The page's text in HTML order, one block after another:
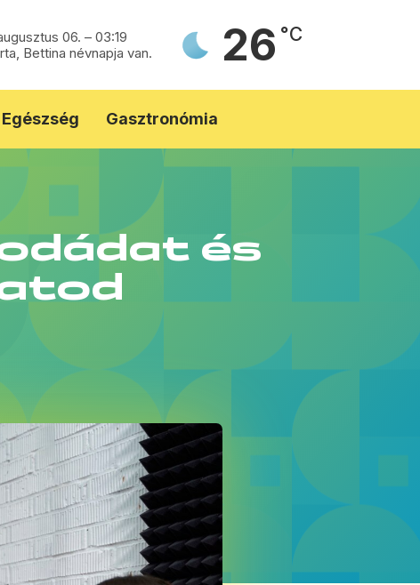
06. – 03:19
Bettina névnapja van.
26 °C
Egészség Gasztronómia
és